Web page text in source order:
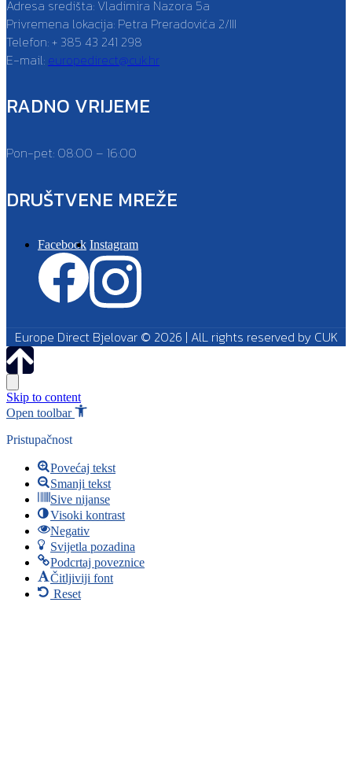
Adresa središta: Vladimira Nazora 5a
Privremena lokacija: Petra Preradovića 2/III
Telefon: + 385 43 241 298
E-mail: europedirect@cuk.hr
RADNO VRIJEME
Pon-pet: 08:00 – 16:00
DRUŠTVENE MREŽE
Facebook Instagram
Europe Direct Bjelovar © 2026 | AlL rights reserved by CUK
Skip to content
Open toolbar
Pristupačnost
Povećaj tekst
Smanji tekst
Sive nijanse
Visoki kontrast
Negativ
Svijetla pozadina
Podcrtaj poveznice
Čitljiviji font
Reset